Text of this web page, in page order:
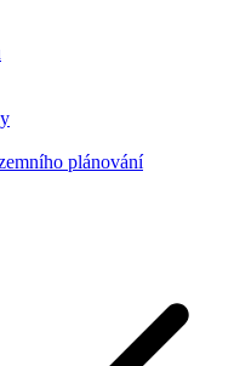
plánování